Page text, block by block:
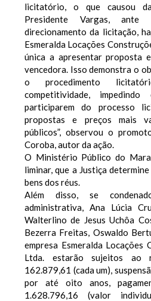
licitatório, o que causou
Presidente Vargas,
direcionamento da licitação,
Esmeralda Locações
única a apresentar proposta
vencedora. Isso demonstra o
o procedimento
competitividade,
participarem do processo
propostas e preços mais
públicos”, observou o
Coroba, autor da ação.
O Ministério Público do
liminar, que a Justiça
bens dos réus.
Além disso, se
administrativa, Ana Lúcia
Walterlino de Jesus Uchôa
Bezerra Freitas, Oswaldo
empresa Esmeralda Locações
Ltda. estarão sujeitos ao
162.879,61 (cada um),
por até oito anos,
1.628.796,16 (valor